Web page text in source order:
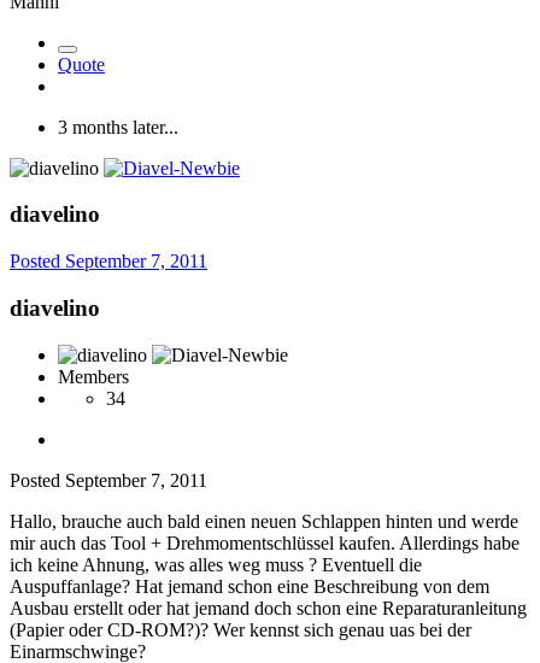
Quote
3 months later...
diavelino
Posted September 7, 2011
diavelino
Members
34
Posted September 7, 2011
Hallo, brauche auch bald einen neuen Schlappen hinten und werde
mir auch das Tool + Drehmomentschlüssel kaufen. Allerdings habe
ich keine Ahnung, was alles weg muss ? Eventuell die
Auspuffanlage? Hat jemand schon eine Beschreibung von dem
Ausbau erstellt oder hat jemand doch schon eine Reparaturanleitung
(Papier oder CD-ROM?)? Wer kennst sich genau uas bei der
Einarmschwinge?